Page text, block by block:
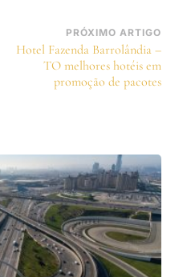
PRÓXIMO ARTIGO
Hotel Fazenda Barrolândia –
TO melhores hotéis em
promoção de pacotes